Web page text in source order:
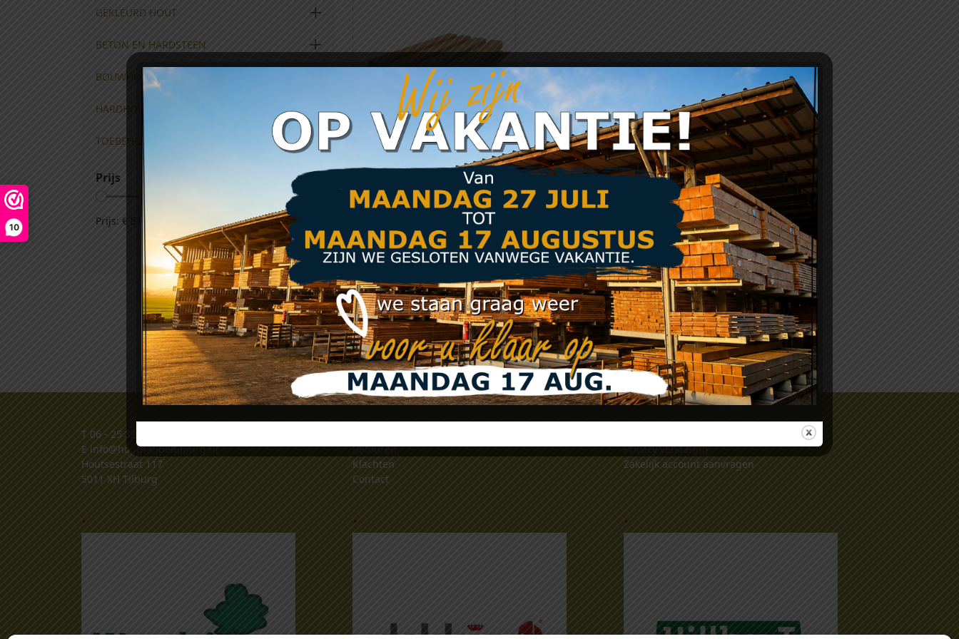
10
GEKLEURD HOUT
BETON EN HARDSTEEN
BOUWHOUT
HARDHOUT
TOEBEHOREN
Prijs
Prijs: € 51 —
NewTechWood
Castellation PRO35
Kleur Red Cedar
composiet rhombus
215mm(werkend
185mm)
From:€51,40
Meer info
T 06 - 25 32 32 34
E info@houthandeltilburg.nl
Houtsestraat 117
5011 XH Tilburg
Retouren
Klachten
Contact
Privacy verklaring
Zakelijk account aanvragen
. . .